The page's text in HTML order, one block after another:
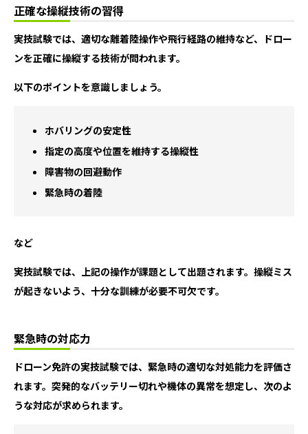
正確な操縦技術の習得
実技試験では、適切な離着陸操作や飛行経路の維持など、ドロー
ンを正確に操縦する技術が問われます。
以下のポイントを意識しましょう。
ホバリングの安定性
指定の高度や位置を維持する操縦性
障害物の回避動作
緊急時の着陸
など
実技試験では、上記の操作が課題として出題されます。操縦ミス
が起きないよう、十分な訓練が必要不可欠です。
緊急時の対応力
ドローン免許の実技試験では、緊急時の適切な対処能力を評価さ
れます。突発的なバッテリー切れや機体の異常を想定し、次のよ
うな対応が求められます。